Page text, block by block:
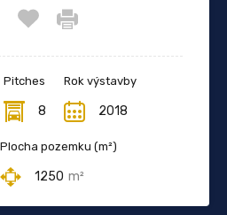
Pitches
8
Rok výstavby
2018
Plocha pozemku (m²)
1250 m²